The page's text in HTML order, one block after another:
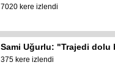
7020 kere izlendi
Sami Uğurlu: "Trajedi dolu
375 kere izlendi